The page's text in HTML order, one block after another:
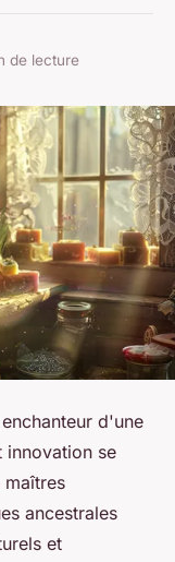
de lecture
d'une
innovation se
maîtres
ancestrales
et